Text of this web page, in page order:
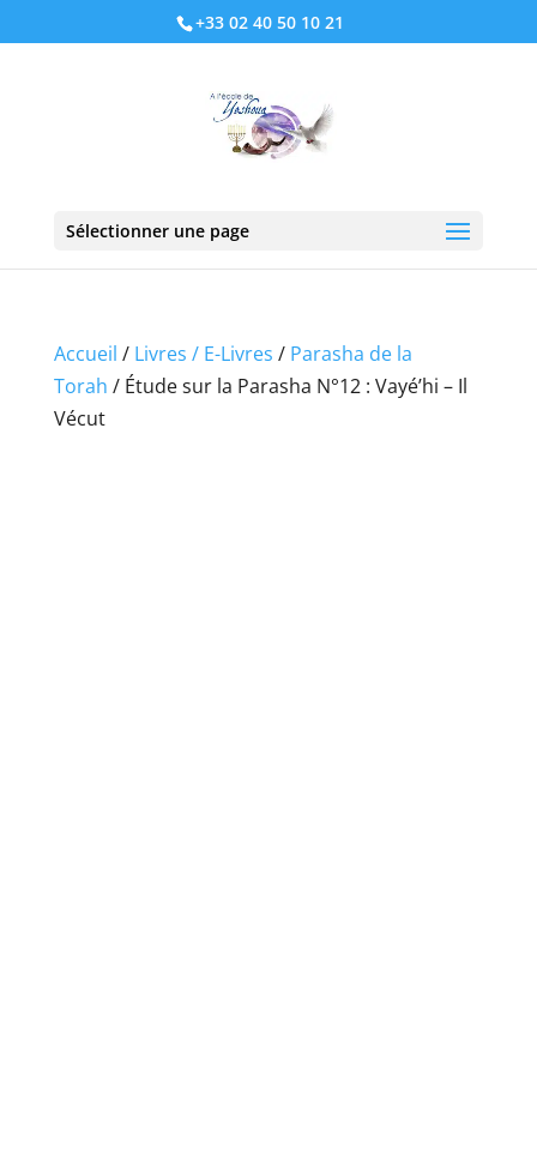
+33 02 40 50 10 21
Sélectionner une page
Accueil / Livres / E-Livres / Parasha de la
Torah / Étude sur la Parasha N°12 : Vayé’hi – Il
Vécut